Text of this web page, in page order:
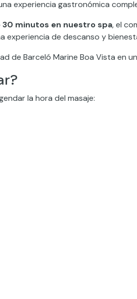
experiencia gastronómica
30 minutos en nuestro spa, el
experiencia de descanso y
de Barceló Marine Boa Vista en
la hora del masaje: